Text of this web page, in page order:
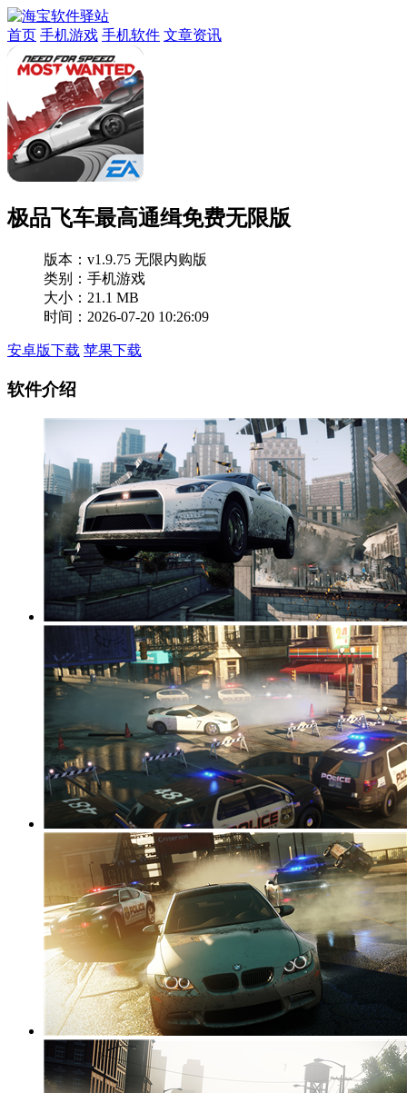
首页 手机游戏 手机软件 文章资讯
极品飞车最高通缉免费无限版
版本： v1.9.75 无限内购版
类别：手机游戏
大小：21.1 MB
时间：2026-07-20 10:26:09
安卓版下载 苹果下载
软件介绍